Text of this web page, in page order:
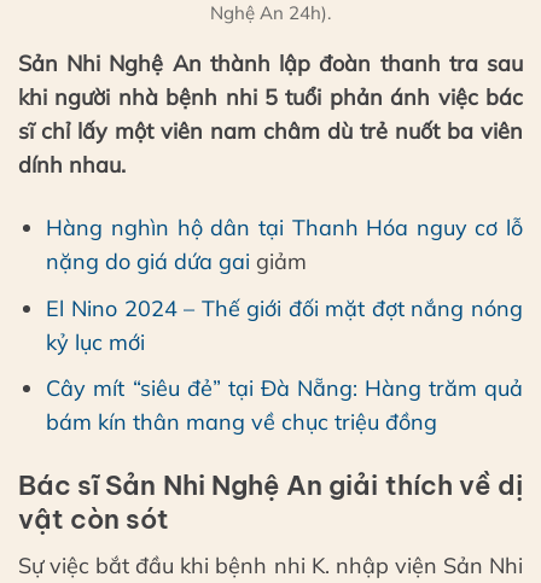
Nghệ An 24h).
Sản Nhi Nghệ An thành lập đoàn thanh tra sau
khi người nhà bệnh nhi 5 tuổi phản ánh việc bác
sĩ chỉ lấy một viên nam châm dù trẻ nuốt ba viên
dính nhau.
Hàng nghìn hộ dân tại Thanh Hóa nguy cơ lỗ
nặng do giá dứa gai giảm
El Nino 2024 – Thế giới đối mặt đợt nắng nóng
kỷ lục mới
Cây mít “siêu đẻ” tại Đà Nẵng: Hàng trăm quả
bám kín thân mang về chục triệu đồng
Bác sĩ Sản Nhi Nghệ An giải thích về dị
vật còn sót
Sự việc bắt đầu khi bệnh nhi K. nhập viện Sản Nhi